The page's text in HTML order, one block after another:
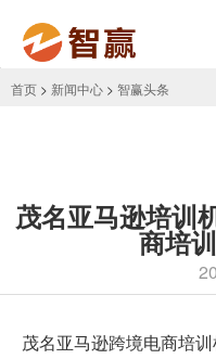
首页 > 新闻中心 > 智赢头条
茂名亚马逊培训
商培
茂名亚马逊跨境电商培